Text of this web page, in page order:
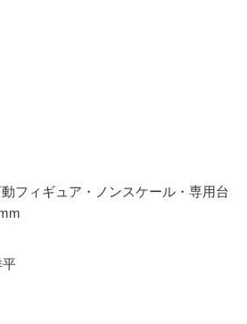
フィギュア・ノンスケール・専用台